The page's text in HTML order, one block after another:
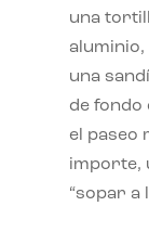
una
una
de fondo
el paseo
importe,
“sopar a